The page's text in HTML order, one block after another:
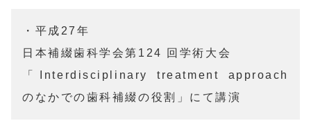
・平成27年
日本補綴歯科学会第124 回学術大会
「Interdisciplinary treatment approach
のなかでの歯科補綴の役割」にて講演